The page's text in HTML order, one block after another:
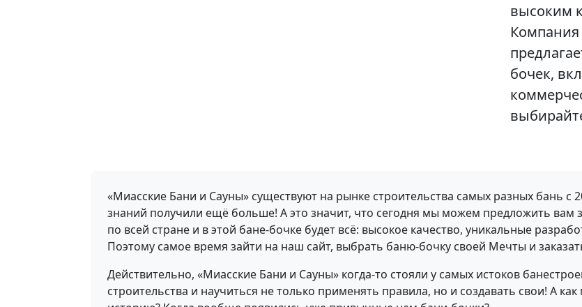
высоким
бочек,
«Миасские Бани и Сауны» существуют на рынке строительства самых разных бань
знаний получили ещё больше! А это значит, что сегодня мы можем предложить вам
по всей стране и в этой бане-бочке будет всё: высокое качество, уникальные
Поэтому самое время зайти на наш сайт, выбрать баню-бочку своей Мечты и
Действительно, «Миасские Бани и Сауны» когда-то стояли у самых истоков
строительства и научиться не только применять правила, но и создавать свои! А